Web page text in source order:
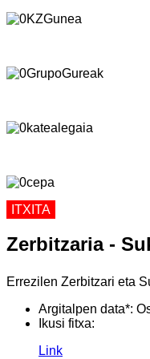
ITXITA
Zerbitzaria -
Errezilen Zerbitzari eta
Argitalpen data*:
Ikusi fitxa:
Link